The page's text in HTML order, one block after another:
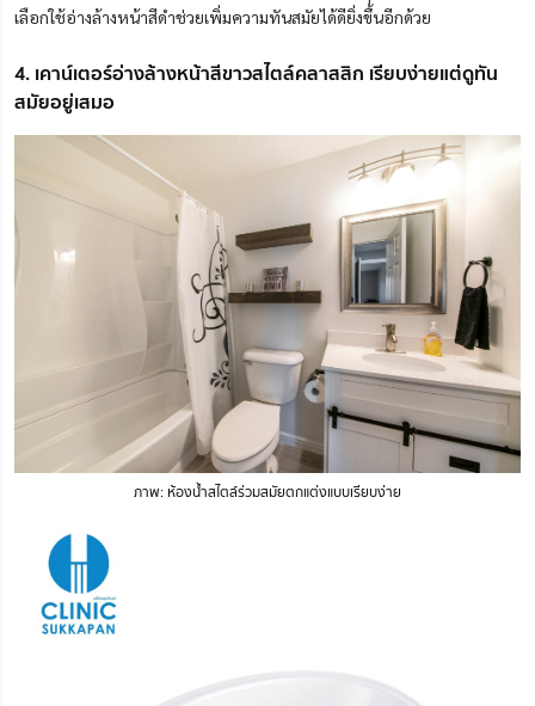
เลือกใช้อ่างล้างหน้าสีดำช่วยเพิ่มความทันสมัยได้ดียิ่งขึ้นอีกด้วย
4. เคาน์เตอร์อ่างล้างหน้าสีขาวสไตล์คลาสสิก เรียบง่ายแต่ดูทัน
สมัยอยู่เสมอ
ภาพ: ห้องน้ำสไตล์ร่วมสมัยตกแต่งแบบเรียบง่าย